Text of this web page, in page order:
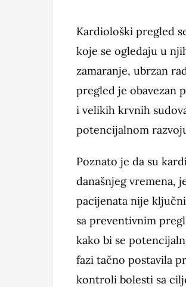
Kardiološki pregled
koje se ogledaju u
zamaranje, ubrzan
pregled je obavezan
i velikih krvnih
potencijalnom
Poznato je da su
današnjeg vremena,
pacijenata nije
sa preventivnim
kako bi se
fazi tačno postavila
kontroli bolesti sa